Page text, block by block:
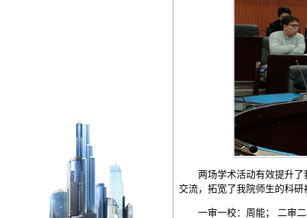
两场学术活动有效提升
交流，拓宽了我院师生的科
一审一校：周能； 二审